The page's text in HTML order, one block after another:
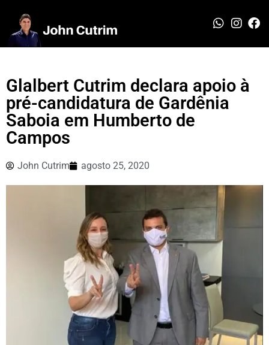
Glalbert Cutrim declara apoio à
pré-candidatura de Gardênia
Saboia em Humberto de
Campos
John Cutrim agosto 25, 2020